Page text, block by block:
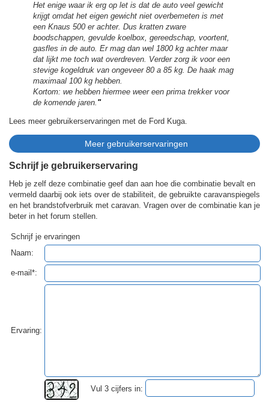
Het enige waar ik erg op let is dat de auto veel gewicht
krijgt omdat het eigen gewicht niet overbemeten is met
een Knaus 500 er achter. Dus kratten zware
boodschappen, gevulde koelbox, gereedschap, voortent,
gasfles in de auto. Er mag dan wel 1800 kg achter maar
dat lijkt me toch wat overdreven. Verder zorg ik voor een
stevige kogeldruk van ongeveer 80 a 85 kg. De haak mag
maximaal 100 kg hebben.
Kortom: we hebben hiermee weer een prima trekker voor
de komende jaren. "
Lees meer gebruikerservaringen met de Ford Kuga.
Schrijf je gebruikerservaring
Heb je zelf deze combinatie geef dan aan hoe die combinatie bevalt en
vermeld daarbij ook iets over de stabiliteit, de gebruikte caravanspiegels
en het brandstofverbruik met caravan. Vragen over de combinatie kan je
beter in het forum stellen.
Schrijf je ervaringen
Naam:
e-mail*:
Ervaring:
Vul 3 cijfers in: